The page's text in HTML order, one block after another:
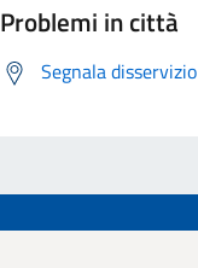
Problemi in città
Segnala disservizio